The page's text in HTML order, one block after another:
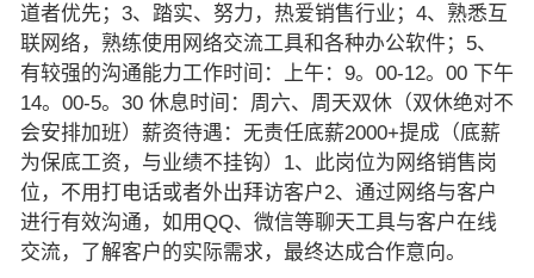
道者优先；3、踏实、努力，热爱销售行业；4、熟悉互
联网络，熟练使用网络交流工具和各种办公软件；5、
有较强的沟通能力工作时间：上午：9。00-12。00 下午
14。00-5。30 休息时间：周六、周天双休（双休绝对不
会安排加班）薪资待遇：无责任底薪2000+提成（底薪
为保底工资，与业绩不挂钩）1、此岗位为网络销售岗
位，不用打电话或者外出拜访客户2、通过网络与客户
进行有效沟通，如用QQ、微信等聊天工具与客户在线
交流，了解客户的实际需求，最终达成合作意向。